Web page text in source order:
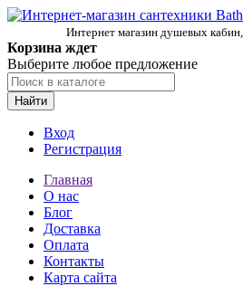
Интернет магазин душевых
Корзина ждет
Выберите любое предложение
Найти
Вход
Регистрация
Главная
О нас
Блог
Доставка
Оплата
Контакты
Карта сайта